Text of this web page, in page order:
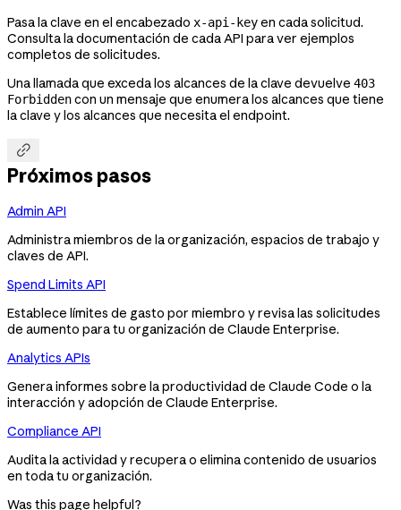
Pasa la clave en el encabezado x-api-keyen cada solicitud.
Consulta la documentación de cada API para ver ejemplos
completos de solicitudes.
Una llamada que exceda los alcances de la clave devuelve 403
Forbiddencon un mensaje que enumera los alcances que tiene
la clave y los alcances que necesita el endpoint.

Próximos pasos
Admin API
Administra miembros de la organización, espacios de trabajo y
claves de API.
Spend Limits API
Establece límites de gasto por miembro y revisa las solicitudes
de aumento para tu organización de Claude Enterprise.
Analytics APIs
Genera informes sobre la productividad de Claude Code o la
interacción y adopción de Claude Enterprise.
Compliance API
Audita la actividad y recupera o elimina contenido de usuarios
en toda tu organización.
Was this page helpful?